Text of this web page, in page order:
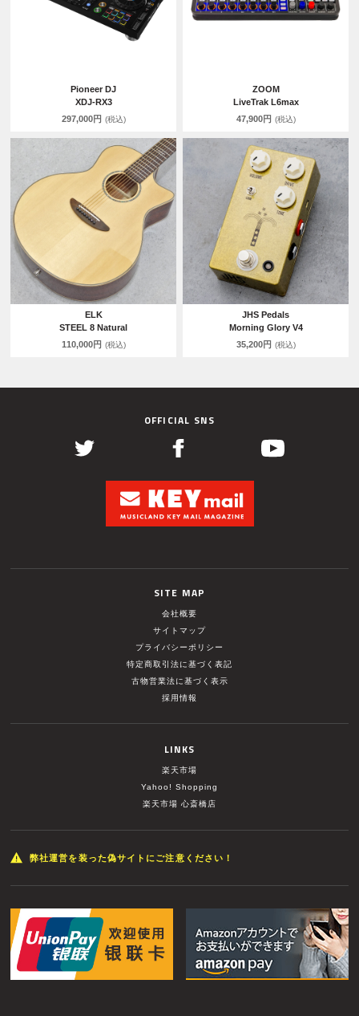
Pioneer DJ
XDJ-RX3
297,000円 (税込)
ZOOM
LiveTrak L6max
47,900円 (税込)
ELK
STEEL 8 Natural
110,000円 (税込)
JHS Pedals
Morning Glory V4
35,200円 (税込)
OFFICIAL SNS
SITE MAP
会社概要
サイトマップ
プライバシーポリシー
特定商取引法に基づく表記
古物営業法に基づく表示
採用情報
LINKS
楽天市場
Yahoo! Shopping
楽天市場 心斎橋店
弊社運営を装った偽サイトにご注意ください！